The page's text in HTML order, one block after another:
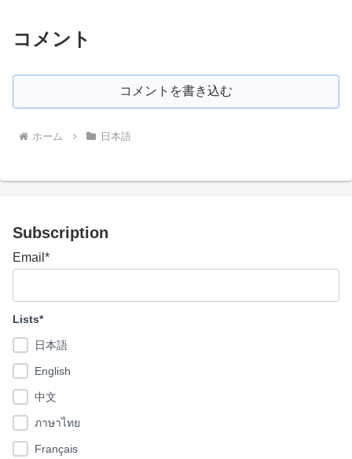
コメント
コメントを書き込む
ホーム 日本語
Subscription
Email*
Lists*
日本語
English
中文
ภาษาไทย
Français